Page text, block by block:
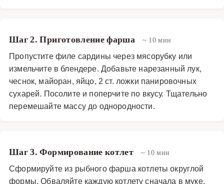
Шаг 2. Приготовление фарша ~ 10 мин
Пропустите филе сардины через мясорубку или
измельчите в блендере. Добавьте нарезанный лук,
чеснок, майоран, яйцо, 2 ст. ложки панировочных
сухарей. Посолите и поперчите по вкусу. Тщательно
перемешайте массу до однородности.
Шаг 3. Формирование котлет ~ 10 мин
Сформируйте из рыбного фарша котлеты округлой
формы. Обваляйте каждую котлету сначала в муке,